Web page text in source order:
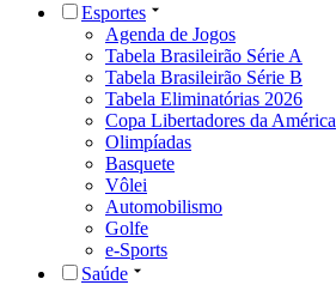
Esportes
Agenda de Jogos
Tabela Brasileirão Série A
Tabela Brasileirão Série B
Tabela Eliminatórias 2026
Copa Libertadores da América
Olimpíadas
Basquete
Vôlei
Automobilismo
Golfe
e-Sports
Saúde